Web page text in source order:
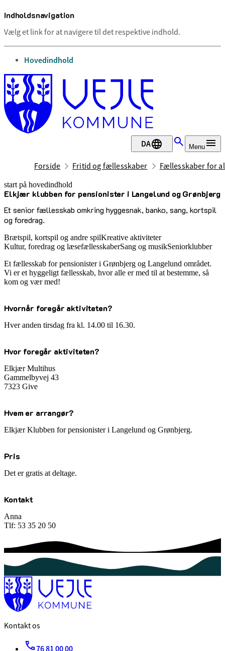
Indholdsnavigation
Vælg et link for at navigere til det respektive indhold.
gå til
Hovedindhold
DA Menu
Forside Fritid og fællesskaber Fællesskaber for
start på hovedindhold
Elkjær klubben for pensionister i Langelund og Grønbjerg
Et senior fællesskab omkring hyggesnak, banko, sang, kortspil
og foredrag.
senest opdateret 3. juli 2026
Brætspil, kortspil og andre spilKreative aktiviteter
Kultur, foredrag og læsefællesskaberSang og musikSeniorklubber
Et fællesskab for pensionister i Grønbjerg og Langelund området.
Vi er et hyggeligt fællesskab, hvor alle er med til at bestemme, så
kom og vær med!
Hvornår foregår aktiviteten?
Hver anden tirsdag fra kl. 14.00 til 16.30.
Hvor foregår aktiviteten?
Elkjær Multihus
Gammelbyvej 43
7323 Give
Hvem er arrangør?
Elkjær Klubben for pensionister i Langelund og Grønbjerg.
Pris
Det er gratis at deltage.
Kontakt
Anna
Tlf: 53 35 20 50
Kontakt os
76 81 00 00